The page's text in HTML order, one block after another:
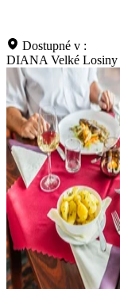
Dostupné v :
DIANA Velké Losiny